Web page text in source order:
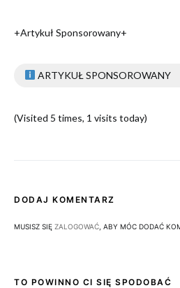
+Artykuł Sponsorowany+
ARTYKUŁ SPONSOROWANY
(Visited 5 times, 1 visits today)
DODAJ KOMENTARZ
MUSISZ SIĘ ZALOGOWAĆ , ABY MÓC DODAĆ
TO POWINNO CI SIĘ SPODOBAĆ